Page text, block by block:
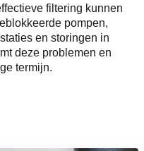
filtering kunnen
pompen,
en storingen in
deze problemen en
termijn.